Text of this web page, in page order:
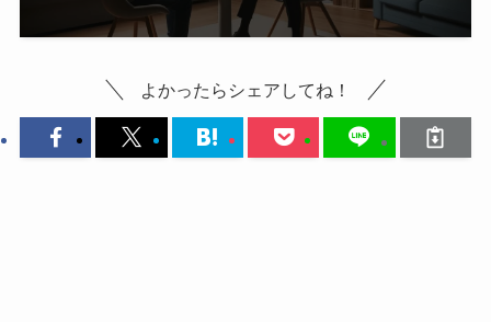
よかったらシェアしてね！